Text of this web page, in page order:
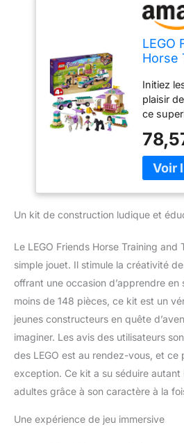
LEGO
Horse
et
2021
unique
Initiez
plaisir
ce
Friends
inspirer
une tête
poulain,
des
de
jouet
Friends
et une
enfants
l'anneau
Un kit de construction ludique et
Le LEGO Friends Horse Training and
simple jouet. Il stimule la créativité
offrant une occasion d’apprendre en
moins de 148 pièces, ce kit est un
jeunes constructeurs en quête
imaginer. Les avis des utilisateurs
des LEGO est au rendez-vous, et ce
exception. Ce kit a su séduire autant
adultes grâce à son caractère à la
Une expérience de jeu immersive